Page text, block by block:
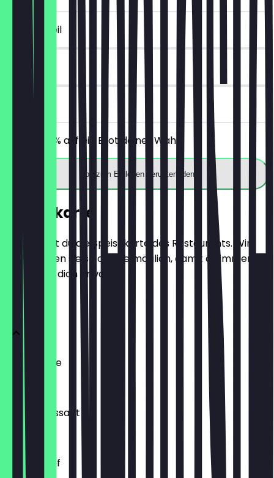
~2 € Vorteil
14 Tage
Erhalte 30% auf ein Brot deiner Wahl.
App zum Einlösen herunterladen
Speisekarte
Hier findest du die Speisekarte des Restaurants. Wir
aktualisieren sie so oft wie möglich, damit du immer
weißt, was dich erwartet.
BRÖTCHEN
Ofenfrische
0,54 €
Buttercroissant
1,80 €
Laugenzopf